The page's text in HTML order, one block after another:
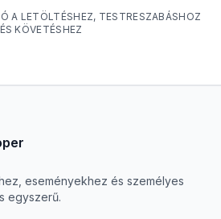
A LETÖLTÉSHEZ, TESTRESZABÁSHOZ
ÉS KÖVETÉSHEZ
eseményekhez és személyes
egyszerű.